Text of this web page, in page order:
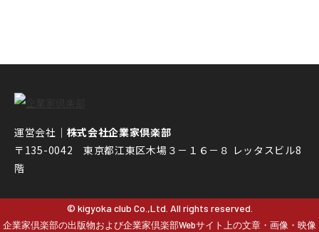
運営会社｜ 株式会社企業家倶楽部
〒135-0042 東京都江東区木場３－１６－８ レッタスビル8
階
© kigyoka club Co.,Ltd. All rights reserved.
企業家倶楽部の出版物および企業家倶楽部Webサイト上の文章・画像・映像